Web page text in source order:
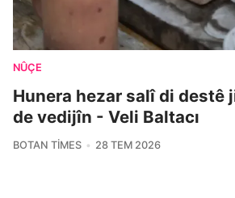
NÛÇE
Hunera hezar salî di destê
de vedijîn - Veli Baltacı
BOTAN TIMES 28 TEM 2026